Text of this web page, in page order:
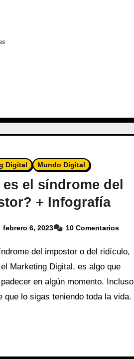
Digital Mundo Digital
es el síndrome del
+ Infografía
febrero 6, 2023 10 Comentarios
del impostor o del ridículo,
Marketing Digital, es algo que
en algún momento. Incluso
que lo sigas teniendo toda la vida.